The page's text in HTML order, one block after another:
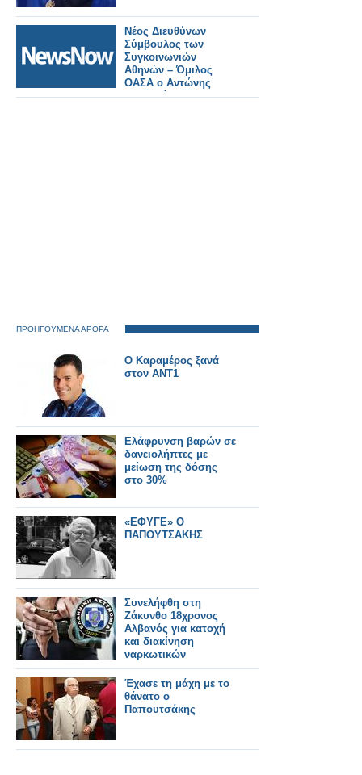
σε πολλαπλά
επίπεδα;
Νέος Διευθύνων
Σύμβουλος των
Συγκοινωνιών
Αθηνών – Όμιλος
ΟΑΣΑ ο Αντώνης
Κεραστάρης
ΠΡΟΗΓΟΥΜΕΝΑ ΑΡΘΡΑ
Ο Καραμέρος ξανά
στον ΑΝΤ1
Ελάφρυνση βαρών σε
δανειολήπτες με
μείωση της δόσης
στο 30%
«ΕΦΥΓΕ» Ο
ΠΑΠΟΥΤΣΑΚΗΣ
Συνελήφθη στη
Ζάκυνθο 18χρονος
Αλβανός για κατοχή
και διακίνηση
ναρκωτικών
Έχασε τη μάχη με το
θάνατο ο
Παπουτσάκης